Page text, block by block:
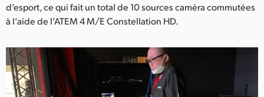
d’esport, ce qui fait un total de 10 sources caméra commutées
à l’aide de l’ATEM 4 M/E Constellation HD.